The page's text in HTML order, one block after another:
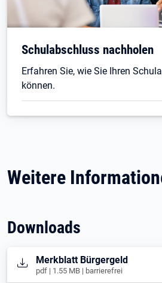
Schulabschluss nachholen
Erfahren Sie, wie Sie Ihren
können.
Weitere
Downloads
Öffnet in neuem Tab
Merkblatt Bürgergeld
pdf | 1.55 MB | barrierefrei